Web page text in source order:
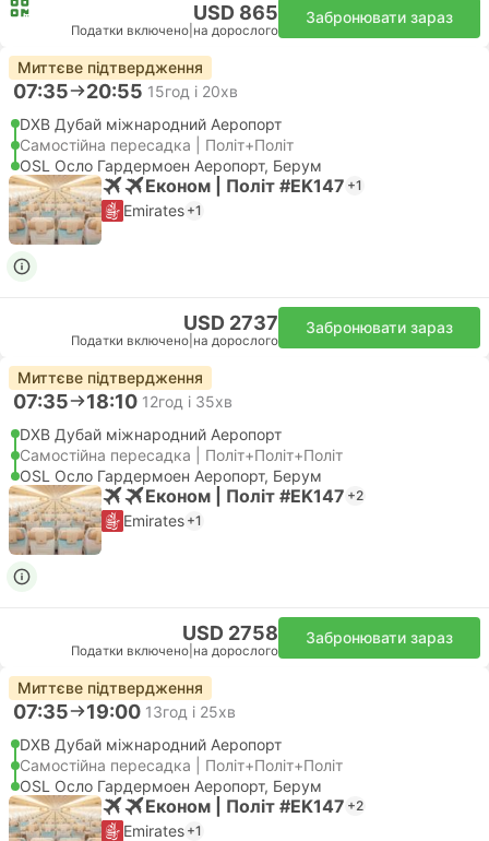
USD 865
Податки включено на дорослого
Забронювати зараз
Миттєве підтвердження
07:35 20:55 15год і 20хв
DXB Дубай міжнародний Аеропорт
Самостійна пересадка | Політ+Політ
OSL Осло Гардермоен Аеропорт, Берум
Економ | Політ #EK147 +1
Emirates +1
USD 2737
Податки включено на дорослого
Забронювати зараз
Миттєве підтвердження
07:35 18:10 12год і 35хв
DXB Дубай міжнародний Аеропорт
Самостійна пересадка | Політ+Політ+Політ
OSL Осло Гардермоен Аеропорт, Берум
Економ | Політ #EK147 +2
Emirates +1
USD 2758
Податки включено на дорослого
Забронювати зараз
Миттєве підтвердження
07:35 19:00 13год і 25хв
DXB Дубай міжнародний Аеропорт
Самостійна пересадка | Політ+Політ+Політ
OSL Осло Гардермоен Аеропорт, Берум
Економ | Політ #EK147 +2
Emirates +1